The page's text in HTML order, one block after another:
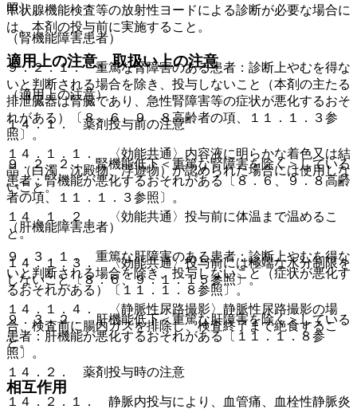
甲状腺機能検査等の放射性ヨードによる診断が必要な場合に
は、本剤の投与前に実施すること。
適用上の注意、取扱い上の注意
（適用上の注意）
１４．１． 薬剤投与前の注意
１４．１．１． 〈効能共通〉内容液に明らかな着色又は結
晶（白濁、沈殿物、浮遊物）が認められた場合には使用しな
いこと。
１４．１．２． 〈効能共通〉投与前に体温まで温めるこ
と。
１４．１．３． 〈効能共通〉投与前には極端な水分制限を
しないこと〔８．６、９．１．１５参照〕。
１４．１．４． 〈静脈性尿路撮影〉静脈性尿路撮影の場
合、検査前に腸内ガスを排除し、検査終了まで絶食するこ
と。
１４．２． 薬剤投与時の注意
１４．２．１． 静脈内投与により、血管痛、血栓性静脈炎
照〕。
（腎機能障害患者）
９．２．１． 重篤な腎障害のある患者：診断上やむを得な
いと判断される場合を除き、投与しないこと（本剤の主たる
排泄臓器は腎臓であり、急性腎障害等の症状が悪化するおそ
れがある）〔８．６、９．８高齢者の項、１１．１．３参
照〕。
９．２．２． 腎機能低下＜重篤な腎障害を除く＞している
患者：腎機能が悪化するおそれがある〔８．６、９．８高齢
者の項、１１．１．３参照〕。
（肝機能障害患者）
９．３．１． 重篤な肝障害のある患者：診断上やむを得な
いと判断される場合を除き、投与しないこと（症状が悪化す
るおそれがある）〔１１．１．８参照〕。
９．３．２． 肝機能低下＜重篤な肝障害を除く＞している
患者：肝機能が悪化するおそれがある〔１１．１．８参
照〕。
相互作用